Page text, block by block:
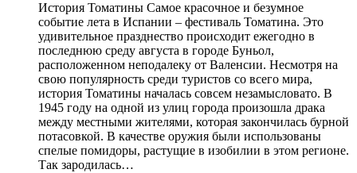
История Томатины Самое красочное и безумное
событие лета в Испании – фестиваль Томатина. Это
удивительное празднество происходит ежегодно в
последнюю среду августа в городе Буньол,
расположенном неподалеку от Валенсии. Несмотря на
свою популярность среди туристов со всего мира,
история Томатины началась совсем незамысловато. В
1945 году на одной из улиц города произошла драка
между местными жителями, которая закончилась бурной
потасовкой. В качестве оружия были использованы
спелые помидоры, растущие в изобилии в этом регионе.
Так зародилась…